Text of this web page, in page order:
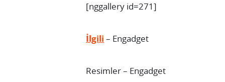
[nggallery id=271]
İlgili – Engadget
Resimler – Engadget